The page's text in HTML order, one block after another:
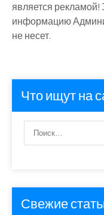
является
информацию
не несет.
Что ищут на
Свежие